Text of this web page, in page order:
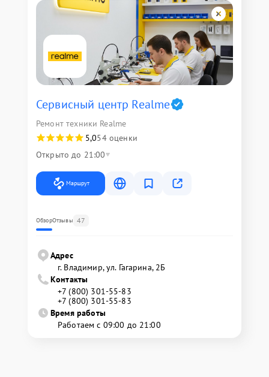
Сервисный центр Realme
Ремонт техники Realme
5,054 оценки
Открыто до 21:00
Маршрут
ОбзорОтзывы 47
Адрес
г. Владимир, ул. Гагарина, 2Б
Контакты
+7 (800) 301-55-83
+7 (800) 301-55-83
Время работы
Работаем с 09:00 до 21:00